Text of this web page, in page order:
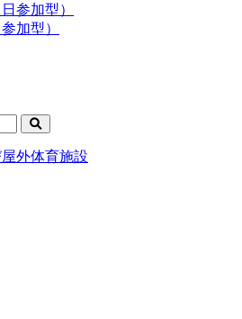
参加型）
加型）